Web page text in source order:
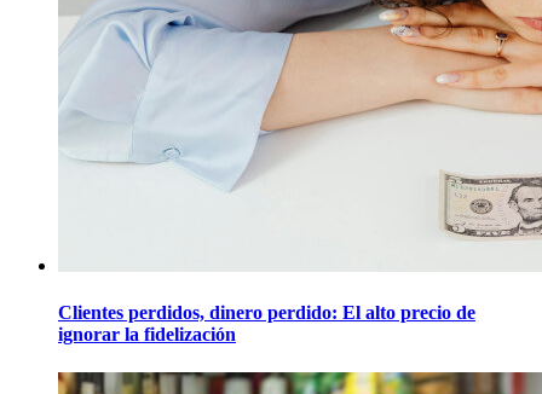
Clientes perdidos, dinero perdido: El alto precio de
ignorar la fidelización